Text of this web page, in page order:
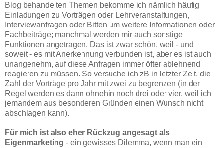
Blog behandelten Themen bekomme ich nämlich häufig
Einladungen zu Vorträgen oder Lehrveranstaltungen,
Interviewanfragen oder Bitten um weitere Informationen oder
Fachbeiträge; manchmal werden mir auch sonstige
Funktionen angetragen. Das ist zwar schön, weil - und
soweit - es mit Anerkennung verbunden ist, aber es ist auch
unangenehm, auf diese Anfragen immer öfter ablehnend
reagieren zu müssen. So versuche ich zB in letzter Zeit, die
Zahl der Vorträge pro Jahr mit zwei zu begrenzen (in der
Regel werden es dann ohnehin noch drei oder vier, weil ich
jemandem aus besonderen Gründen einen Wunsch nicht
abschlagen kann).
Für mich ist also eher Rückzug angesagt als
Eigenmarketing - ein gewisses Dilemma, wenn man ein